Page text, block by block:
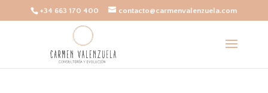
+34 663 170 400 contacto@carmenvalenzuela.com